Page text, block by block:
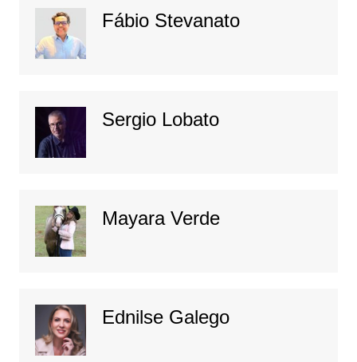
Fábio Stevanato
Sergio Lobato
Mayara Verde
Ednilse Galego